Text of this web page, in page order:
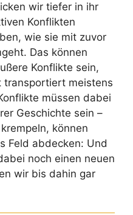
wir tiefer in ihr
Konflikten
wie sie mit zuvor
Das können
Konflikte sein,
transportiert meistens
müssen dabei
Geschichte sein –
können
Feld abdecken: Und
noch einen neuen
wir bis dahin gar